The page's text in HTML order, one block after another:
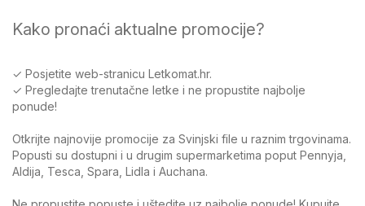
Kako pronaći aktualne promocije?
✓ Posjetite web-stranicu Letkomat.hr.
✓ Pregledajte trenutačne letke i ne propustite najbolje
ponude!
Otkrijte najnovije promocije za Svinjski file u raznim trgovinama.
Popusti su dostupni i u drugim supermarketima poput Pennyja,
Aldija, Tesca, Spara, Lidla i Auchana.